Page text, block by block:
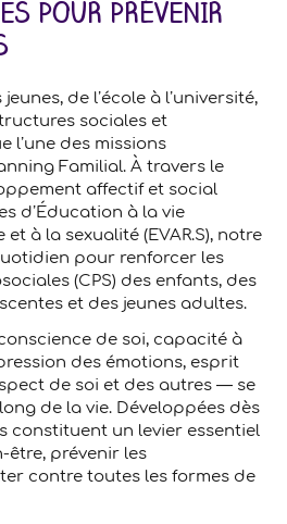
POUR PRÉVENIR
de l’école à l’université,
sociales et
l’une des missions
Familial. À travers le
affectif et social
d’Éducation à la vie
à la sexualité (EVAR.S), notre
pour renforcer les
(CPS) des enfants, des
et des jeunes adultes.
de soi, capacité à
des émotions, esprit
de soi et des autres — se
de la vie. Développées dès
constituent un levier essentiel
être, prévenir les
contre toutes les formes de